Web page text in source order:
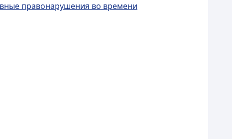
правонарушения во времени